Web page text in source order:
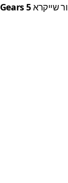
Gears 5